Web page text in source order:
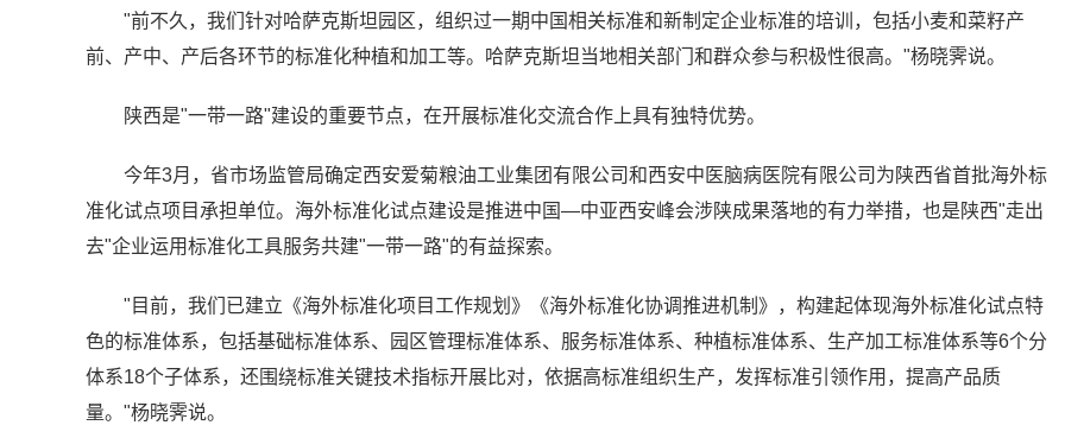
"前不久，我们针对哈萨克斯坦园区，组织过一期中国相关标准和新制定企业标准的培训，包括小麦和菜籽产
前、产中、产后各环节的标准化种植和加工等。哈萨克斯坦当地相关部门和群众参与积极性很高。"杨晓霁说。
陕西是"一带一路"建设的重要节点，在开展标准化交流合作上具有独特优势。
今年3月，省市场监管局确定西安爱菊粮油工业集团有限公司和西安中医脑病医院有限公司为陕西省首批海外标
准化试点项目承担单位。海外标准化试点建设是推进中国—中亚西安峰会涉陕成果落地的有力举措，也是陕西"走出
去"企业运用标准化工具服务共建"一带一路"的有益探索。
"目前，我们已建立《海外标准化项目工作规划》《海外标准化协调推进机制》，构建起体现海外标准化试点特
色的标准体系，包括基础标准体系、园区管理标准体系、服务标准体系、种植标准体系、生产加工标准体系等6个分
体系18个子体系，还围绕标准关键技术指标开展比对，依据高标准组织生产，发挥标准引领作用，提高产品质
量。"杨晓霁说。